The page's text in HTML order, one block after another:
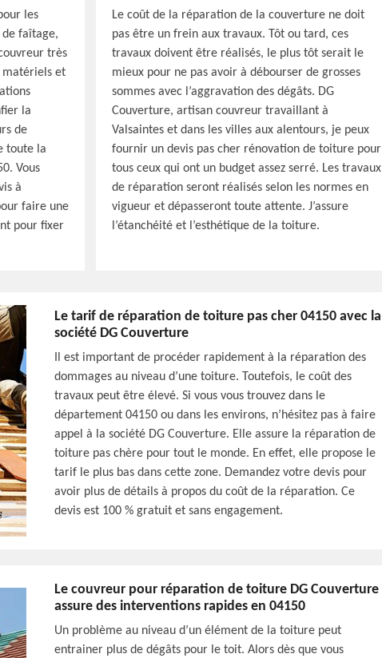
les
faîtage,
très
matériels et
la
de
toute la
Vous
à
faire une
pour fixer
Le coût de la réparation de la couverture ne doit
pas être un frein aux travaux. Tôt ou tard, ces
travaux doivent être réalisés, le plus tôt serait le
mieux pour ne pas avoir à débourser de grosses
sommes avec l’aggravation des dégâts. DG
Couverture, artisan couvreur travaillant à
Valsaintes et dans les villes aux alentours, je peux
fournir un devis pas cher rénovation de toiture pour
tous ceux qui ont un budget assez serré. Les travaux
de réparation seront réalisés selon les normes en
vigueur et dépasseront toute attente. J’assure
l’étanchéité et l’esthétique de la toiture.
Le tarif de réparation de toiture pas cher 04150 avec la
société DG Couverture
Il est important de procéder rapidement à la réparation des
dommages au niveau d’une toiture. Toutefois, le coût des
travaux peut être élevé. Si vous vous trouvez dans le
département 04150 ou dans les environs, n’hésitez pas à faire
appel à la société DG Couverture. Elle assure la réparation de
toiture pas chère pour tout le monde. En effet, elle propose le
tarif le plus bas dans cette zone. Demandez votre devis pour
avoir plus de détails à propos du coût de la réparation. Ce
devis est 100 % gratuit et sans engagement.
Le couvreur pour réparation de toiture DG Couverture
assure des interventions rapides en 04150
Un problème au niveau d’un élément de la toiture peut
entrainer plus de dégâts pour le toit. Alors dès que vous